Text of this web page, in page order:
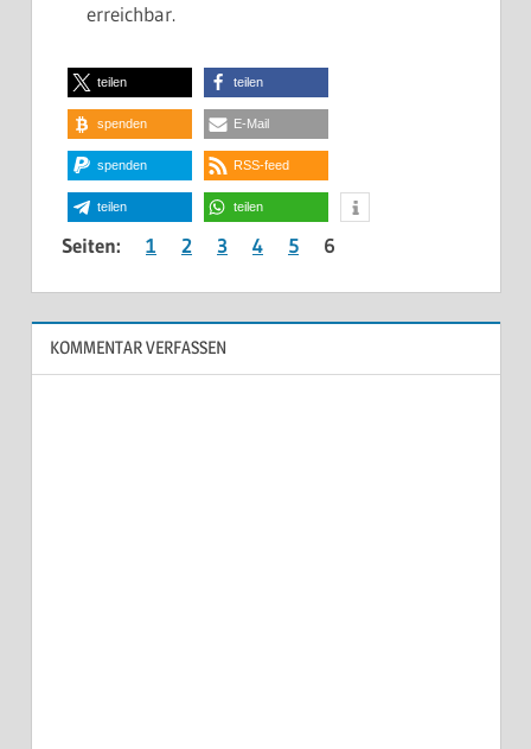
erreichbar.
teilen teilen
spenden E-Mail
spenden RSS-feed
teilen teilen
Seiten: 1 2 3 4 5 6
KOMMENTAR VERFASSEN